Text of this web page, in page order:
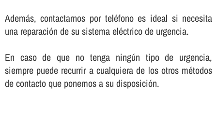
Además, contactarnos por teléfono es ideal si necesita
una reparación de su sistema eléctrico de urgencia.
En caso de que no tenga ningún tipo de urgencia,
siempre puede recurrir a cualquiera de los otros métodos
de contacto que ponemos a su disposición.